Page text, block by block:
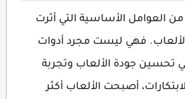
من العوامل الأساسية التي أثرت
فهي ليست مجرد أدوات
تحسين جودة الألعاب وتجربة
أصبحت الألعاب أكثر